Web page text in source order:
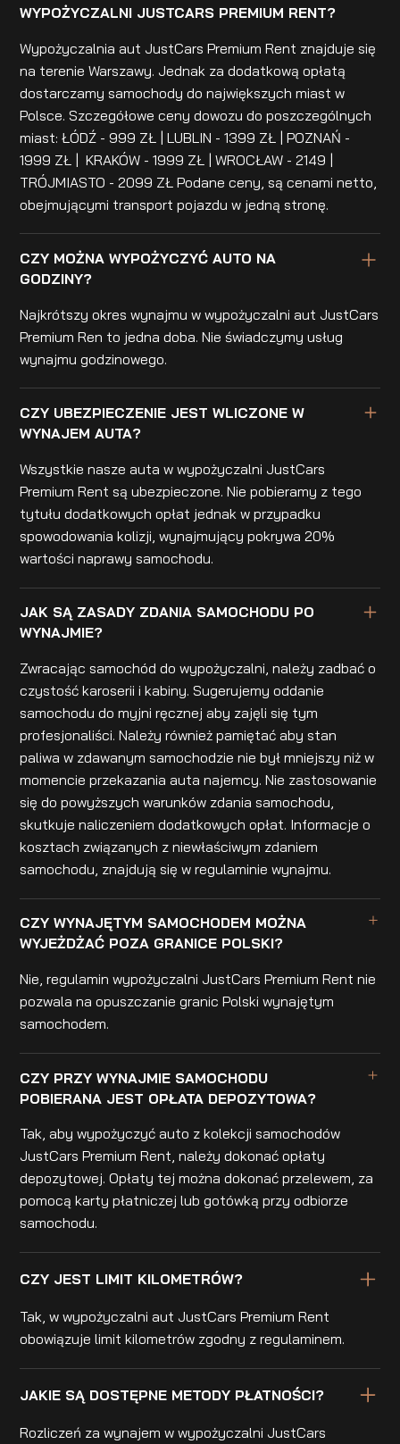
WYPOŻYCZALNI JUSTCARS PREMIUM RENT?
Wypożyczalnia aut JustCars Premium Rent znajduje się
na terenie Warszawy. Jednak za dodatkową opłatą
dostarczamy samochody do największych miast w
Polsce. Szczegółowe ceny dowozu do poszczególnych
miast: ŁÓDŹ - 999 ZŁ | LUBLIN - 1399 ZŁ | POZNAŃ -
1999 ZŁ | KRAKÓW - 1999 ZŁ | WROCŁAW - 2149 |
TRÓJMIASTO - 2099 ZŁ Podane ceny, są cenami netto,
obejmującymi transport pojazdu w jedną stronę.
CZY MOŻNA WYPOŻYCZYĆ AUTO NA
GODZINY?
Najkrótszy okres wynajmu w wypożyczalni aut JustCars
Premium Ren to jedna doba. Nie świadczymy usług
wynajmu godzinowego.
CZY UBEZPIECZENIE JEST WLICZONE W
WYNAJEM AUTA?
Wszystkie nasze auta w wypożyczalni JustCars
Premium Rent są ubezpieczone. Nie pobieramy z tego
tytułu dodatkowych opłat jednak w przypadku
spowodowania kolizji, wynajmujący pokrywa 20%
wartości naprawy samochodu.
JAK SĄ ZASADY ZDANIA SAMOCHODU PO
WYNAJMIE?
Zwracając samochód do wypożyczalni, należy zadbać o
czystość karoserii i kabiny. Sugerujemy oddanie
samochodu do myjni ręcznej aby zajęli się tym
profesjonaliści. Należy również pamiętać aby stan
paliwa w zdawanym samochodzie nie był mniejszy niż w
momencie przekazania auta najemcy. Nie zastosowanie
się do powyższych warunków zdania samochodu,
skutkuje naliczeniem dodatkowych opłat. Informacje o
kosztach związanych z niewłaściwym zdaniem
samochodu, znajdują się w regulaminie wynajmu.
CZY WYNAJĘTYM SAMOCHODEM MOŻNA
WYJEŻDŻAĆ POZA GRANICE POLSKI?
Nie, regulamin wypożyczalni JustCars Premium Rent nie
pozwala na opuszczanie granic Polski wynajętym
samochodem.
CZY PRZY WYNAJMIE SAMOCHODU
POBIERANA JEST OPŁATA DEPOZYTOWA?
Tak, aby wypożyczyć auto z kolekcji samochodów
JustCars Premium Rent, należy dokonać opłaty
depozytowej. Opłaty tej można dokonać przelewem, za
pomocą karty płatniczej lub gotówką przy odbiorze
samochodu.
CZY JEST LIMIT KILOMETRÓW?
Tak, w wypożyczalni aut JustCars Premium Rent
obowiązuje limit kilometrów zgodny z regulaminem.
JAKIE SĄ DOSTĘPNE METODY PŁATNOŚCI?
Rozliczeń za wynajem w wypożyczalni JustCars